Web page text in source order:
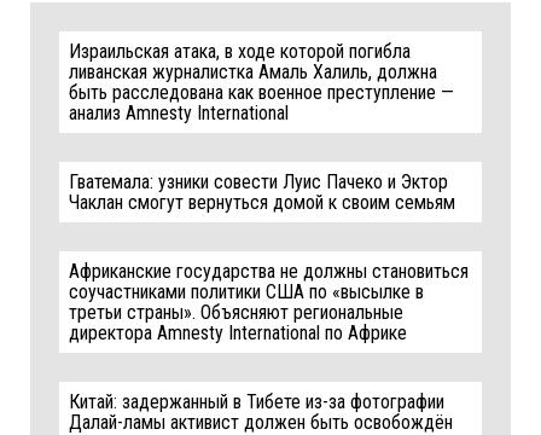
Израильская атака, в ходе которой погибла
ливанская журналистка Амаль Халиль, должна
быть расследована как военное преступление —
анализ Amnesty International
Гватемала: узники совести Луис Пачеко и Эктор
Чаклан смогут вернуться домой к своим семьям
Африканские государства не должны становиться
соучастниками политики США по «высылке в
третьи страны». Объясняют региональные
директора Amnesty International по Африке
Китай: задержанный в Тибете из-за фотографии
Далай-ламы активист должен быть освобождён